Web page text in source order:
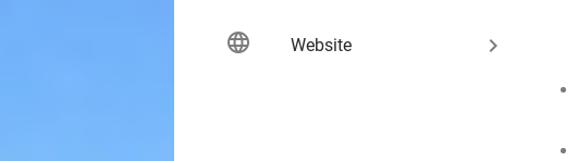
language Website keyboard_arrow_right